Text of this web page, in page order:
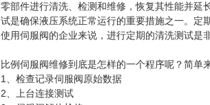
零部件进行清洗、检测和维修，恢复其性能并延
试是确保液压系统正常运行的重要措施之一。定
使用伺服阀的企业来说，进行定期的清洗测试是
比例伺服阀维修到底是怎样的一个程序呢？简单
1、检查记录伺服阀原始数据
2、上台连接测试